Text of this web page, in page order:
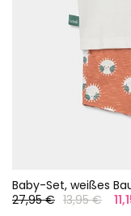
Baby-Set, weißes
27,95 € 13,95 €